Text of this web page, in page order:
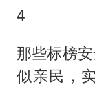
4
那些标榜
似亲民，